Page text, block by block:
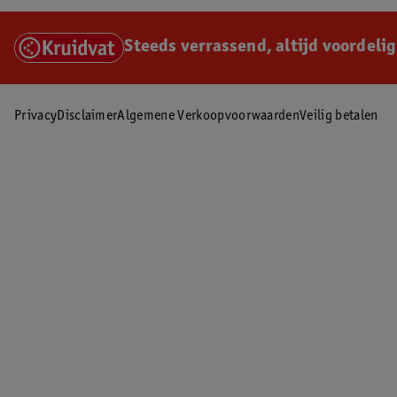
Steeds verrassend, altijd
PrivacyDisclaimerAlgemene VerkoopvoorwaardenVeilig betalen